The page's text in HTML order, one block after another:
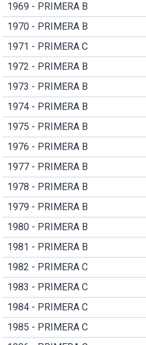
1969 - PRIMERA B
1970 - PRIMERA B
1971 - PRIMERA C
1972 - PRIMERA B
1973 - PRIMERA B
1974 - PRIMERA B
1975 - PRIMERA B
1976 - PRIMERA B
1977 - PRIMERA B
1978 - PRIMERA B
1979 - PRIMERA B
1980 - PRIMERA B
1981 - PRIMERA B
1982 - PRIMERA C
1983 - PRIMERA C
1984 - PRIMERA C
1985 - PRIMERA C